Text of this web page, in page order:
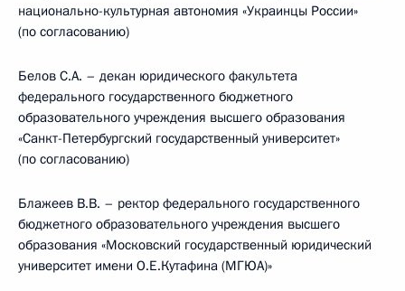
национально-культурная автономия «Украинцы России»
(по согласованию)
Белов С.А. – декан юридического факультета
федерального государственного бюджетного
образовательного учреждения высшего образования
«Санкт-Петербургский государственный университет»
(по согласованию)
Блажеев В.В. – ректор федерального государственного
бюджетного образовательного учреждения высшего
образования «Московский государственный юридический
университет имени О.Е.Кутафина (МГЮА)»